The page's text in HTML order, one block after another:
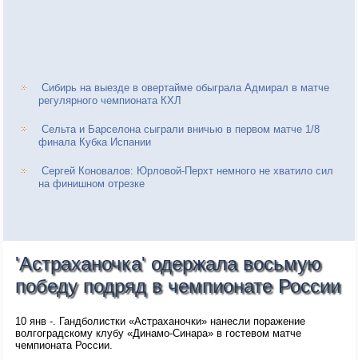
Сибирь на выезде в овертайме обыграла Адмирал в матче
регулярного чемпионата КХЛ
Сельта и Барселона сыграли вничью в первом матче 1/8
финала Кубка Испании
Сергей Коновалов: Юрловой-Перхт немного не хватило сил
на финишном отрезке
'Астраханочка' одержала восьмую
победу подряд в чемпионате России
10 янв -. Гандболистки «Астраханочки» нанесли поражение
волгоградскому клубу «Динамо-Синара» в гостевом матче
чемпионата России.